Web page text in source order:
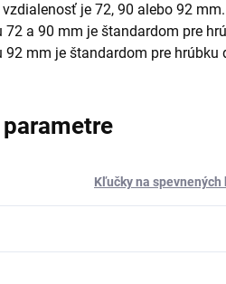
je 72, 90 alebo 92 mm.
72 a 90 mm je štandardom pre
92 mm je štandardom pre
Kľučky na